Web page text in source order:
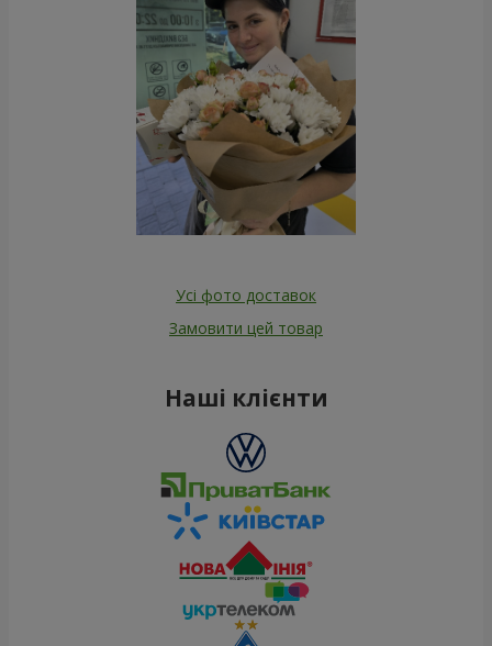
Усі фото доставок
Замовити цей товар
Наші клієнти